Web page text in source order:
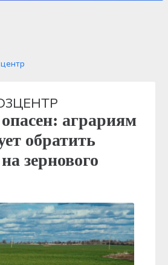
аграриям
обратить
зернового